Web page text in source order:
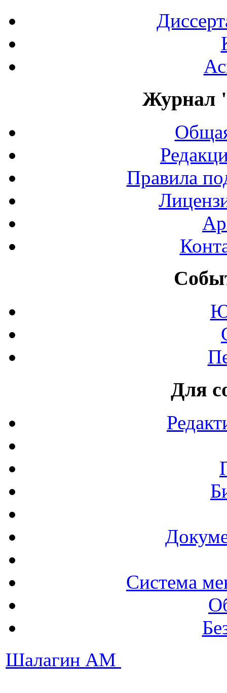
Журнал
Правила
Для
Система
Шалагин АМ